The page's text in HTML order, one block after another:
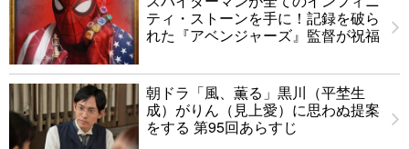
ティ・ストーンを手に！記録を破ら
れた『アベンジャーズ』監督が祝福
朝ドラ「風、薫る」黒川（平埜生
成）がりん（見上愛）に思わぬ提案
をする 第95回あらすじ